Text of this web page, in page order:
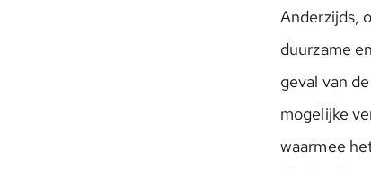
Anderzijds,
duurzame
geval van
mogelijke
waarmee